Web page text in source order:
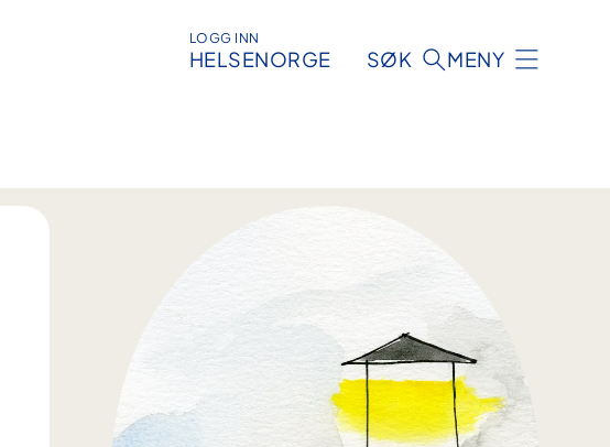
LOGG INN
HELSENORGE SØK MENY